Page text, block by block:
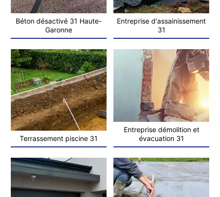
Béton désactivé 31 Haute-
Garonne
Entreprise d'assainissement
31
Terrassement piscine 31
Entreprise démolition et
évacuation 31